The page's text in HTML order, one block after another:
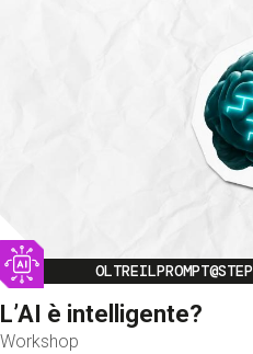
Image
OLTREILPROMPT@STEP
L’AI è intelligente?
Workshop